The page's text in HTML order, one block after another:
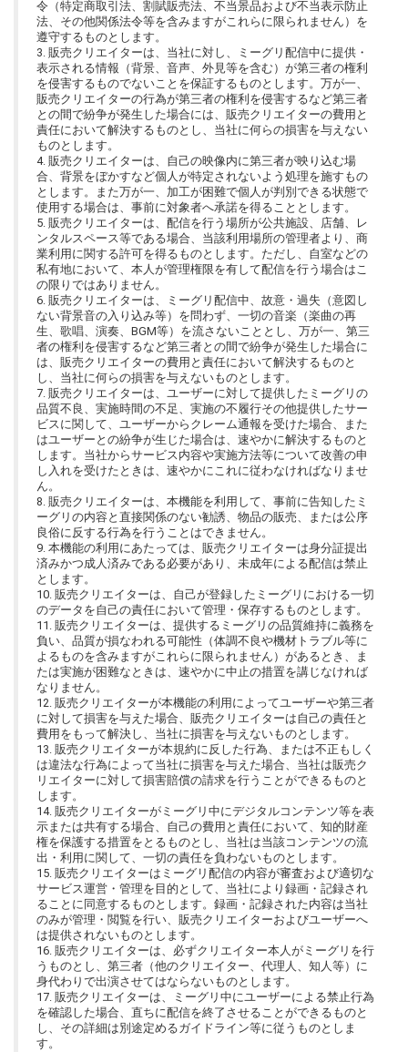
令（特定商取引法、割賦販売法、不当景品および不当表示防止
法、その他関係法令等を含みますがこれらに限られません）を
遵守するものとします。
3. 販売クリエイターは、当社に対し、ミーグリ配信中に提供・
表示される情報（背景、音声、外見等を含む）が第三者の権利
を侵害するものでないことを保証するものとします。万が一、
販売クリエイターの行為が第三者の権利を侵害するなど第三者
との間で紛争が発生した場合には、販売クリエイターの費用と
責任において解決するものとし、当社に何らの損害を与えない
ものとします。
4. 販売クリエイターは、自己の映像内に第三者が映り込む場
合、背景をぼかすなど個人が特定されないよう処理を施すもの
とします。また万が一、加工が困難で個人が判別できる状態で
使用する場合は、事前に対象者へ承諾を得ることとします。
5. 販売クリエイターは、配信を行う場所が公共施設、店舗、レ
ンタルスペース等である場合、当該利用場所の管理者より、商
業利用に関する許可を得るものとします。ただし、自室などの
私有地において、本人が管理権限を有して配信を行う場合はこ
の限りではありません。
6. 販売クリエイターは、ミーグリ配信中、故意・過失（意図し
ない背景音の入り込み等）を問わず、一切の音楽（楽曲の再
生、歌唱、演奏、BGM等）を流さないこととし、万が一、第三
者の権利を侵害するなど第三者との間で紛争が発生した場合に
は、販売クリエイターの費用と責任において解決するものと
し、当社に何らの損害を与えないものとします。
7. 販売クリエイターは、ユーザーに対して提供したミーグリの
品質不良、実施時間の不足、実施の不履行その他提供したサー
ビスに関して、ユーザーからクレーム通報を受けた場合、また
はユーザーとの紛争が生じた場合は、速やかに解決するものと
します。当社からサービス内容や実施方法等について改善の申
し入れを受けたときは、速やかにこれに従わなければなりませ
ん。
8. 販売クリエイターは、本機能を利用して、事前に告知したミ
ーグリの内容と直接関係のない勧誘、物品の販売、または公序
良俗に反する行為を行うことはできません。
9. 本機能の利用にあたっては、販売クリエイターは身分証提出
済みかつ成人済みである必要があり、未成年による配信は禁止
とします。
10. 販売クリエイターは、自己が登録したミーグリにおける一切
のデータを自己の責任において管理・保存するものとします。
11. 販売クリエイターは、提供するミーグリの品質維持に義務を
負い、品質が損なわれる可能性（体調不良や機材トラブル等に
よるものを含みますがこれらに限られません）があるとき、ま
たは実施が困難なときは、速やかに中止の措置を講じなければ
なりません。
12. 販売クリエイターが本機能の利用によってユーザーや第三者
に対して損害を与えた場合、販売クリエイターは自己の責任と
費用をもって解決し、当社に損害を与えないものとします。
13. 販売クリエイターが本規約に反した行為、または不正もしく
は違法な行為によって当社に損害を与えた場合、当社は販売ク
リエイターに対して損害賠償の請求を行うことができるものと
します。
14. 販売クリエイターがミーグリ中にデジタルコンテンツ等を表
示または共有する場合、自己の費用と責任において、知的財産
権を保護する措置をとるものとし、当社は当該コンテンツの流
出・利用に関して、一切の責任を負わないものとします。
15. 販売クリエイターはミーグリ配信の内容が審査および適切な
サービス運営・管理を目的として、当社により録画・記録され
ることに同意するものとします。録画・記録された内容は当社
のみが管理・閲覧を行い、販売クリエイターおよびユーザーへ
は提供されないものとします。
16. 販売クリエイターは、必ずクリエイター本人がミーグリを行
うものとし、第三者（他のクリエイター、代理人、知人等）に
身代わりで出演させてはならないものとします。
17. 販売クリエイターは、ミーグリ中にユーザーによる禁止行為
を確認した場合、直ちに配信を終了させることができるものと
し、その詳細は別途定めるガイドライン等に従うものとしま
す。